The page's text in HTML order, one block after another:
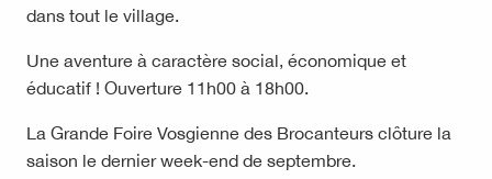
dans tout le village.
Une aventure à caractère social, économique et
éducatif ! Ouverture 11h00 à 18h00.
La Grande Foire Vosgienne des Brocanteurs clôture la
saison le dernier week-end de septembre.